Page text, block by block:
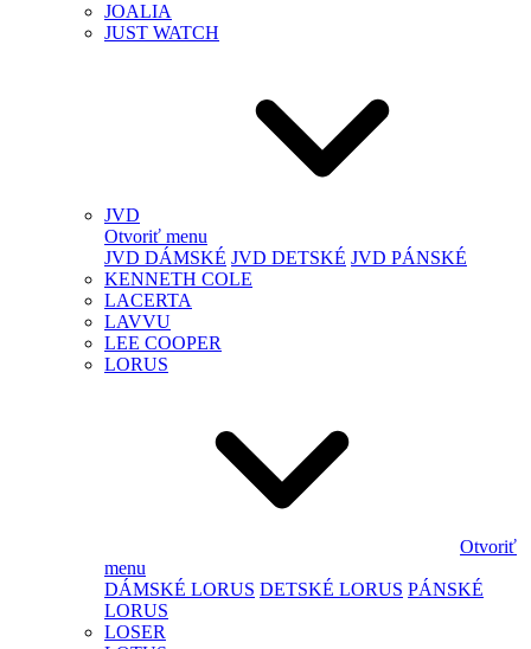
JOALIA
JUST WATCH
JVD
Otvoriť menu
JVD DÁMSKÉ JVD DETSKÉ JVD PÁNSKÉ
KENNETH COLE
LACERTA
LAVVU
LEE COOPER
LORUS
Otvoriť
menu
DÁMSKÉ LORUS DETSKÉ LORUS PÁNSKÉ
LORUS
LOSER